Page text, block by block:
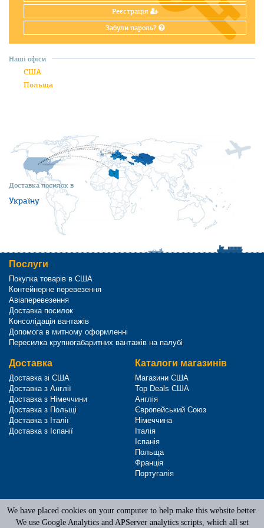
Реєстрація
Забули пароль?
Доставка посилок в
Україну
Наші офіси
США
Польща
Послуги
Покупка товарів в США
Контейнерне перевезення
Авіаперевезення
Доставка посилок
Консолідація вантажів
Допомога в митному оформленні
Пересилка крупногабаритних вантажів на палубі
Доставка
Доставка зі США
Доставка з Англії
Доставка з Німеччини
Доставка з Польщі
Доставка з Італії
Доставка з Іспанії
Каталоги магазинів
Магазини США
Top Deals США
Англія
Європейський Союз
Німеччина
Італія
Іспанія
Польща
Франція
Португалія
Terms of Service Privacy Policy
We have placed cookies on your computer to help make this website better.
We use Google Analytics and APServer analytics scripts, which all set